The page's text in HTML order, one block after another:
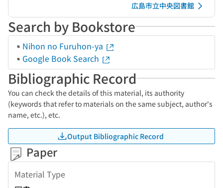
広島市立中央図書館
Search by Bookstore
Nihon no Furuhon-ya
Google Book Search
Bibliographic Record
You can check the details of this material, its authority
(keywords that refer to materials on the same subject, author's
name, etc.), etc.
Output Bibliographic Record
Paper
Material Type